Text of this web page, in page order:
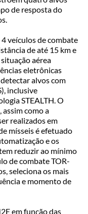
de resposta do
veículos de combate
de até 15 km e
aérea
eletrônicas
alvos com
inclusive
STEALTH. O
como a
realizados em
mísseis é efetuado
e os
reduzir ao mínimo
de combate TOR-
seleciona os mais
e momento de
em função das